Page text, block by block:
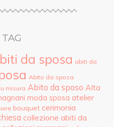
TAG
da sposa abiti da
Abito da sposa
misura Abito da sposo Alta
moda sposa atelier
bouquet cerimonia
collezione abiti da